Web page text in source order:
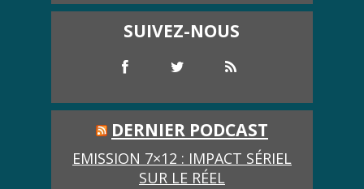
SUIVEZ-NOUS
DERNIER PODCAST
EMISSION 7×12 : IMPACT SÉRIEL
SUR LE RÉEL